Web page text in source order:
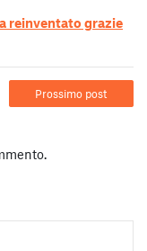
reinventato grazie
Prossimo post